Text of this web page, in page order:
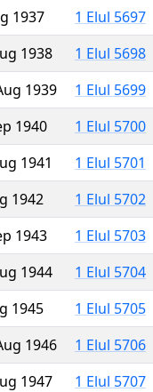
1937
1 Elul 5697
1938
1 Elul 5698
1939
1 Elul 5699
1940
1 Elul 5700
1941
1 Elul 5701
1942
1 Elul 5702
1943
1 Elul 5703
1944
1 Elul 5704
1945
1 Elul 5705
1946
1 Elul 5706
1947
1 Elul 5707